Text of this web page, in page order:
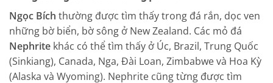
Ngọc Bích thường được tìm thấy trong đá rắn, dọc ven
những bờ biển, bờ sông ở New Zealand. Các mỏ đá
Nephrite khác có thể tìm thấy ở Úc, Brazil, Trung Quốc
(Sinkiang), Canada, Nga, Đài Loan, Zimbabwe và Hoa Kỳ
(Alaska và Wyoming). Nephrite cũng từng được tìm